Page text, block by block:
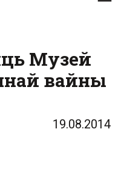
Музей
вайны
19.08.2014